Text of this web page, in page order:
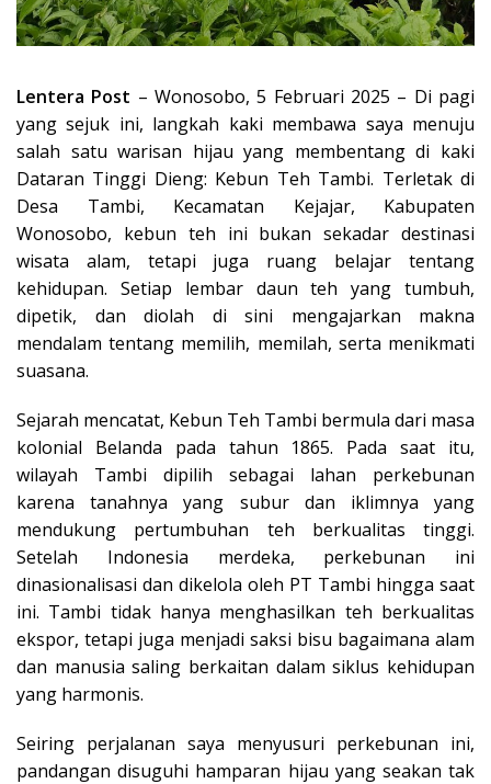
Lentera Post – Wonosobo, 5 Februari 2025 – Di pagi
yang sejuk ini, langkah kaki membawa saya menuju
salah satu warisan hijau yang membentang di kaki
Dataran Tinggi Dieng: Kebun Teh Tambi. Terletak di
Desa Tambi, Kecamatan Kejajar, Kabupaten
Wonosobo, kebun teh ini bukan sekadar destinasi
wisata alam, tetapi juga ruang belajar tentang
kehidupan. Setiap lembar daun teh yang tumbuh,
dipetik, dan diolah di sini mengajarkan makna
mendalam tentang memilih, memilah, serta menikmati
suasana.
Sejarah mencatat, Kebun Teh Tambi bermula dari masa
kolonial Belanda pada tahun 1865. Pada saat itu,
wilayah Tambi dipilih sebagai lahan perkebunan
karena tanahnya yang subur dan iklimnya yang
mendukung pertumbuhan teh berkualitas tinggi.
Setelah Indonesia merdeka, perkebunan ini
dinasionalisasi dan dikelola oleh PT Tambi hingga saat
ini. Tambi tidak hanya menghasilkan teh berkualitas
ekspor, tetapi juga menjadi saksi bisu bagaimana alam
dan manusia saling berkaitan dalam siklus kehidupan
yang harmonis.
Seiring perjalanan saya menyusuri perkebunan ini,
pandangan disuguhi hamparan hijau yang seakan tak